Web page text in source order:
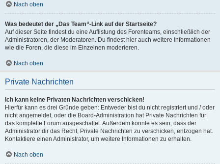
Nach oben
Was bedeutet der „Das Team“-Link auf der Startseite?
Auf dieser Seite findest du eine Auflistung des Forenteams, einschließlich der
Administratoren, der Moderatoren. Du findest hier auch weitere Informationen
wie die Foren, die diese im Einzelnen moderieren.
Nach oben
Private Nachrichten
Ich kann keine Privaten Nachrichten verschicken!
Hierfür kann es drei Gründe geben: Entweder bist du nicht registriert und / oder
nicht angemeldet, oder die Board-Administration hat Private Nachrichten für
das komplette Forum ausgeschaltet. Außerdem könnte es sein, dass der
Administrator dir das Recht, Private Nachrichten zu verschicken, entzogen hat.
Kontaktiere einen Administrator, um weitere Informationen zu erhalten.
Nach oben